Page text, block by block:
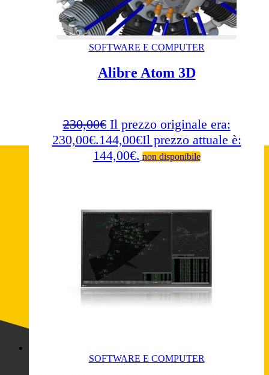
SOFTWARE E COMPUTER
Alibre Atom 3D
230,00€ Il prezzo originale era:
230,00€.144,00€Il prezzo attuale è:
144,00€. non disponibile
SOFTWARE E COMPUTER